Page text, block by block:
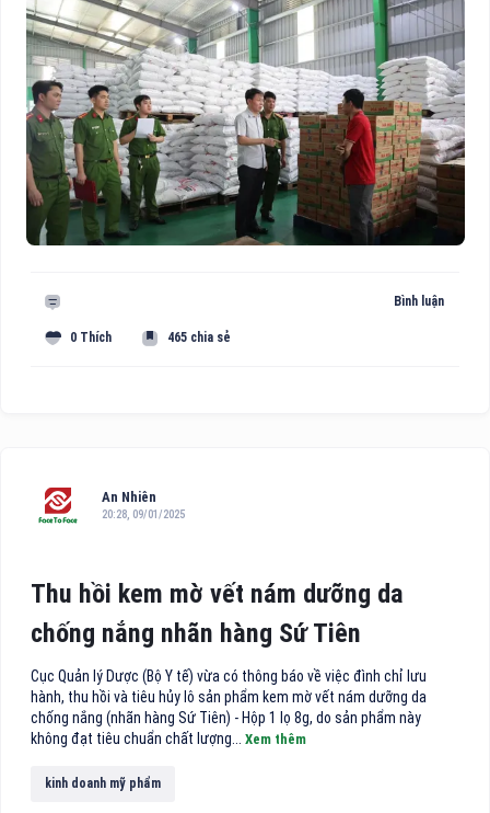
Bình luận
0 Thích 465 chia sẻ
An Nhiên
20:28, 09/01/2025
Thu hồi kem mờ vết nám dưỡng da
chống nắng nhãn hàng Sứ Tiên
Cục Quản lý Dược (Bộ Y tế) vừa có thông báo về việc đình chỉ lưu
hành, thu hồi và tiêu hủy lô sản phẩm kem mờ vết nám dưỡng da
chống nắng (nhãn hàng Sứ Tiên) - Hộp 1 lọ 8g, do sản phẩm này
không đạt tiêu chuẩn chất lượng... Xem thêm
kinh doanh mỹ phẩm